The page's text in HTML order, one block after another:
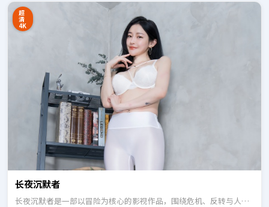
超
清
4K
长夜沉默者
长夜沉默者是一部以冒险为核心的影视作品，围绕危机、反转与人物